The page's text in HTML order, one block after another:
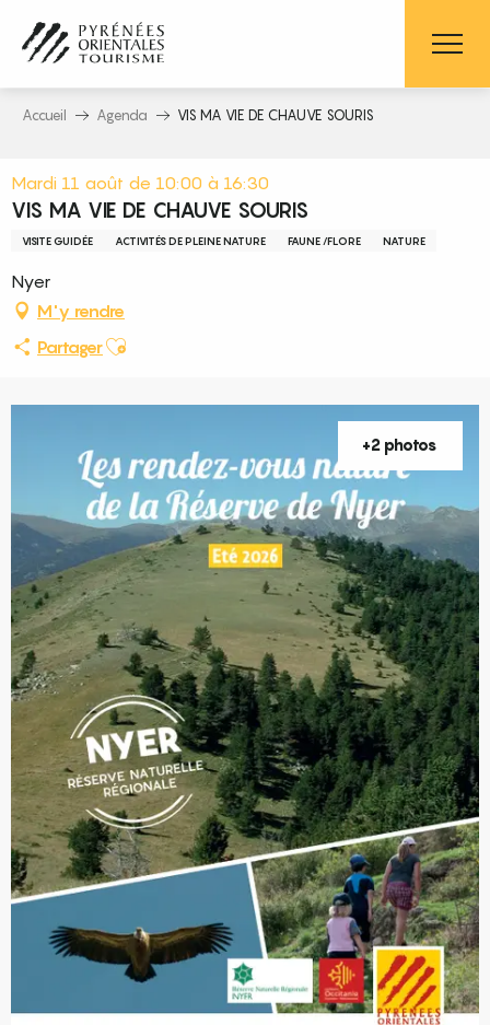
contenu
principal
Accueil Agenda VIS MA VIE DE CHAUVE SOURIS
Mardi 11 août de 10:00 à 16:30
VIS MA VIE DE CHAUVE SOURIS
VISITE GUIDÉE ACTIVITÉS DE PLEINE NATURE FAUNE /FLORE NATURE
Nyer
M'y rendre
PartagerAjouter aux favoris
+2 photos